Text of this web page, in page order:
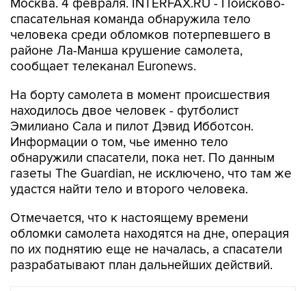
Москва. 4 февраля. INTERFAX.RU - Поисково-
спасательная команда обнаружила тело
человека среди обломков потерпевшего в
районе Ла-Манша крушение самолета,
сообщает телеканал Euronews.
На борту самолета в момент происшествия
находилось двое человек - футболист
Эмилиано Сала и пилот Дэвид Ибботсон.
Информации о том, чье именно тело
обнаружили спасатели, пока нет. По данным
газеты The Guardian, не исключено, что там же
удастся найти тело и второго человека.
Отмечается, что к настоящему времени
обломки самолета находятся на дне, операция
по их поднятию еще не началась, а спасатели
разрабатывают план дальнейших действий.